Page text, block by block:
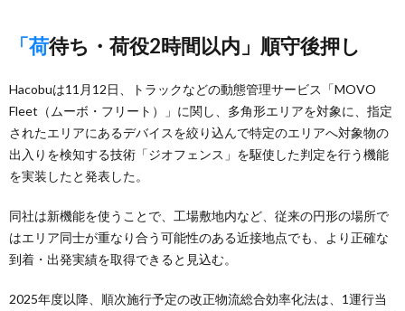
「荷待ち・荷役2時間以内」順守後押し
Hacobuは11月12日、トラックなどの動態管理サービス「MOVO
Fleet（ムーボ・フリート）」に関し、多角形エリアを対象に、指定
されたエリアにあるデバイスを絞り込んで特定のエリアへ対象物の
出入りを検知する技術「ジオフェンス」を駆使した判定を行う機能
を実装したと発表した。
同社は新機能を使うことで、工場敷地内など、従来の円形の場所で
はエリア同士が重なり合う可能性のある近接地点でも、より正確な
到着・出発実績を取得できると見込む。
2025年度以降、順次施行予定の改正物流総合効率化法は、1運行当